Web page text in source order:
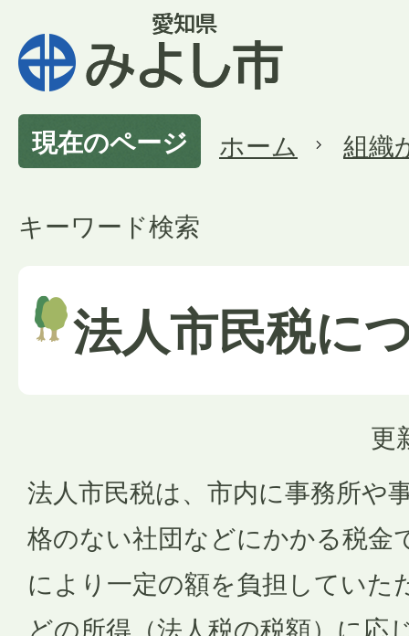
現在のページ ホーム 組織
キーワード検索
法人市民税に
更
法人市民税は、市内に事務所や
格のない社団などにかかる税金
により一定の額を負担していた
どの所得（法人税の税額）に応